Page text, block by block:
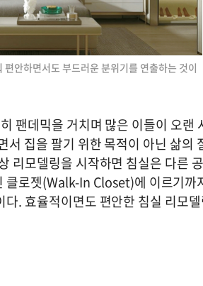
안하면서도 부드러운 분위기를 연출하는 것이
팬데믹을 거치며 많은 이들이 오랜
집을 팔기 위한 목적이 아닌 삶의
리모델링을 시작하면 침실은 다른
클로젯(Walk-In Closet)에 이르기까
. 효율적이면도 편안한 침실 리모